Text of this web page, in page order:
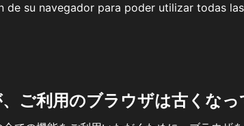
de su navegador para poder utilizar todas
ご利用のブラウザは古くな